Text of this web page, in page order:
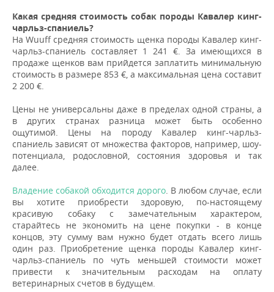
Какая средняя стоимость собак породы Кавалер кинг-
чарльз-спаниель?
На Wuuff средняя стоимость щенка породы Кавалер кинг-
чарльз-спаниель составляет 1 241 €. За имеющихся в
продаже щенков вам прийдется заплатить минимальную
стоимость в размере 853 €, а максимальная цена составит
2 200 €.
Цены не универсальны даже в пределах одной страны, а
в других странах разница может быть особенно
ощутимой. Цены на породу Кавалер кинг-чарльз-
спаниель зависят от множества факторов, например, шоу-
потенциала, родословной, состояния здоровья и так
далее.
Владение собакой обходится дорого. В любом случае, если
вы хотите приобрести здоровую, по-настоящему
красивую собаку с замечательным характером,
старайтесь не экономить на цене покупки - в конце
концов, эту сумму вам нужно будет отдать всего лишь
один раз. Приобретение щенка породы Кавалер кинг-
чарльз-спаниель по чуть меньшей стоимости может
привести к значительным расходам на оплату
ветеринарных счетов в будущем.